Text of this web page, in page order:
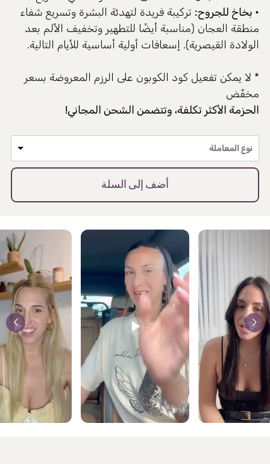
• بخاخ للجروح: تركيبة فريدة لتهدئة البشرة وتسريع شفاء
منطقة العجان (مناسبة أيضًا للتطهير وتخفيف الألم بعد
الولادة القيصرية). إسعافات أولية أساسية للأيام التالية.
* لا يمكن تفعيل كود الكوبون على الرزم المعروضة بسعر
مخفّض
الحزمة الأكثر تكلفة، وتتضمن الشحن المجاني!
نوع المعاملة
أضف إلى السلة